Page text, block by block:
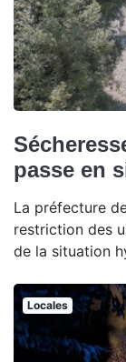
passe en
La préfecture
restriction des
de la situation
Locales